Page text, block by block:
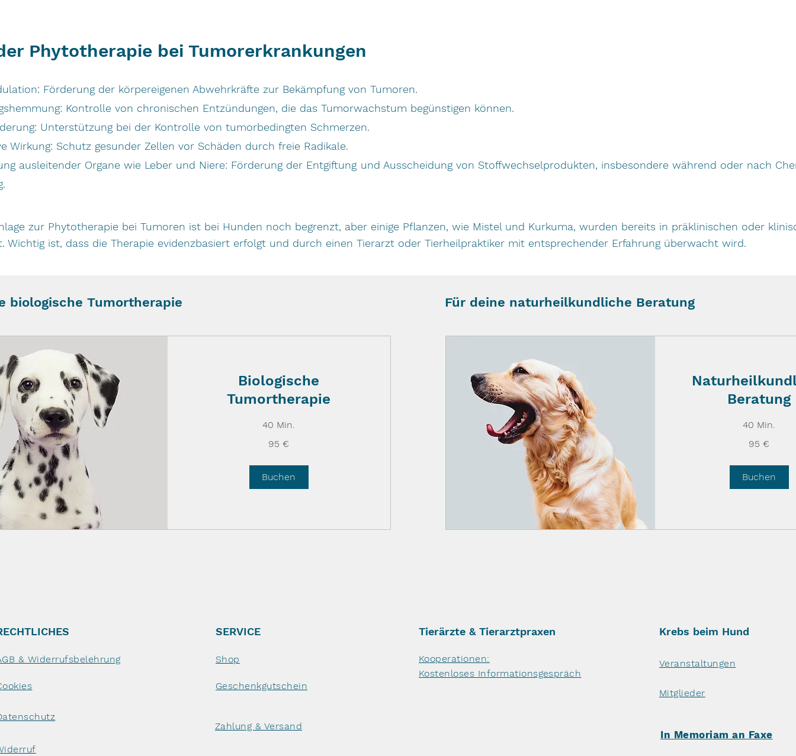
Phytotherapie bei Tumorerkrankungen
Förderung der körpereigenen Abwehrkräfte zur Bekämpfung von Tumoren.
Kontrolle von chronischen Entzündungen, die das Tumorwachstum begünstigen können.
Unterstützung bei der Kontrolle von tumorbedingten Schmerzen.
Wirkung: Schutz gesunder Zellen vor Schäden durch freie Radikale.
ausleitender Organe wie Leber und Niere: Förderung der Entgiftung und Ausscheidung von Stoffwechselprodukten, insbesondere während oder nach
zur Phytotherapie bei Tumoren ist bei Hunden noch begrenzt, aber einige Pflanzen, wie Mistel und Kurkuma, wurden bereits in präklinischen oder
Wichtig ist, dass die Therapie evidenzbasiert erfolgt und durch einen Tierarzt oder Tierheilpraktiker mit entsprechender Erfahrung überwacht wird.
biologische Tumortherapie Für deine naturheilkundliche Beratung
Biologische
Tumortherapie
40 Min.
95 €
Buchen
Beratung
40 Min.
95 €
Buchen
& Widerrufsbelehrung
SERVICE
Shop
Geschenkgutschein
Zahlung & Versand
Tierärzte & Tierarztpraxen
Kooperationen:
Kostenloses Informationsgespräch
Krebs beim Hund
Veranstaltungen
Mitglieder
In Memoriam an Faxe